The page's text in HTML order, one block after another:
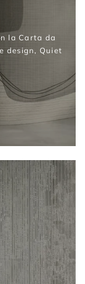
la Carta da
design, Quiet